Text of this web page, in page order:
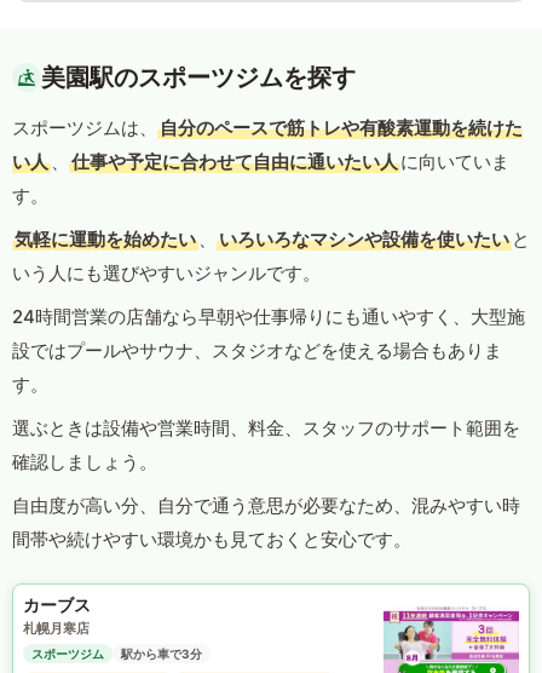
美園駅のスポーツジムを探す
スポーツジムは、
自分のペースで筋トレや有酸素運動を続けた
い人 、 仕事や予定に合わせて自由に通いたい人に向いていま
す。
気軽に運動を始めたい 、 いろいろなマシンや設備を使いたい と
いう人にも選びやすいジャンルです。
24時間営業の店舗なら早朝や仕事帰りにも通いやすく、大型施
設ではプールやサウナ、スタジオなどを使える場合もありま
す。
選ぶときは設備や営業時間、料金、スタッフのサポート範囲を
確認しましょう。
自由度が高い分、自分で通う意思が必要なため、混みやすい時
間帯や続けやすい環境かも見ておくと安心です。
カーブス
札幌月寒店
スポーツジム
駅から車で3分